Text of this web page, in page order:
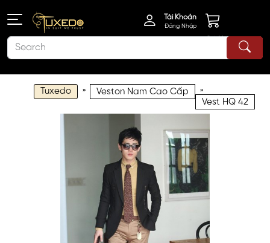
Tài Khoản
Đăng Nhập
Giỏ Hàng
Tuxedo » Veston Nam Cao Cấp »
Vest HQ 42